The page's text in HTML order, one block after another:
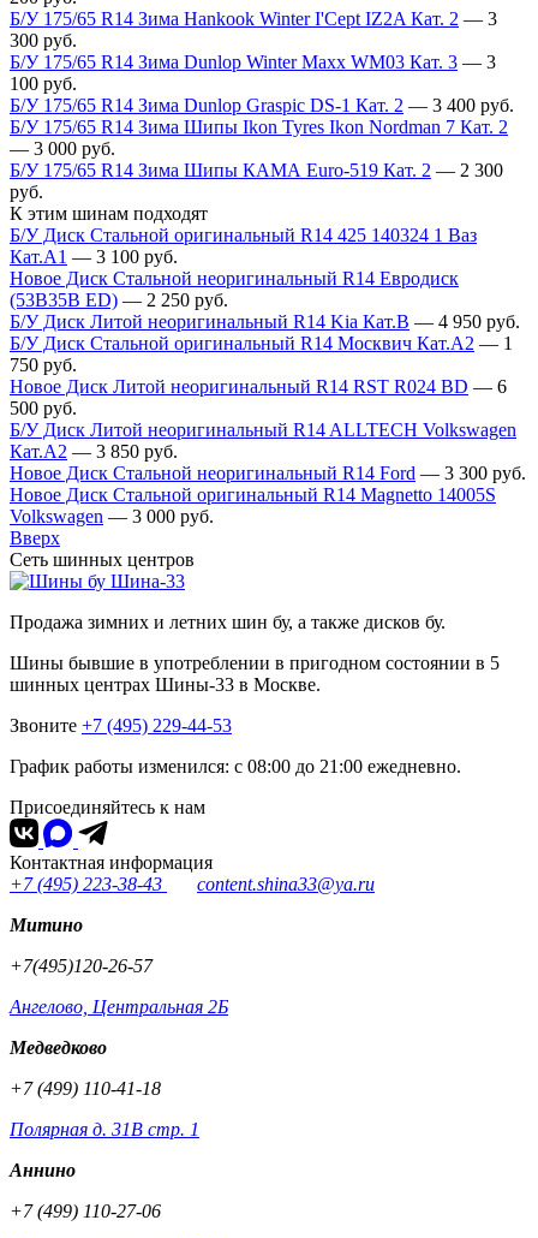
Б/У 175/65 R14 Зима Hankook Winter I'Cept IZ2A Кат. 2 — 3
300 руб.
Б/У 175/65 R14 Зима Dunlop Winter Maxx WM03 Кат. 3 — 3
100 руб.
Б/У 175/65 R14 Зима Dunlop Graspic DS-1 Кат. 2 — 3 400 руб.
Б/У 175/65 R14 Зима Шипы Ikon Tyres Ikon Nordman 7 Кат. 2
— 3 000 руб.
Б/У 175/65 R14 Зима Шипы КАМА Euro-519 Кат. 2 — 2 300
руб.
К этим шинам подходят
Б/У Диск Стальной оригинальный R14 425 140324 1 Ваз
Кат.А1 — 3 100 руб.
Новое Диск Стальной неоригинальный R14 Евродиск
(53B35B ED) — 2 250 руб.
Б/У Диск Литой неоригинальный R14 Kia Кат.В — 4 950 руб.
Б/У Диск Стальной оригинальный R14 Москвич Кат.А2 — 1
750 руб.
Новое Диск Литой неоригинальный R14 RST R024 BD — 6
500 руб.
Б/У Диск Литой неоригинальный R14 ALLTECH Volkswagen
Кат.А2 — 3 850 руб.
Новое Диск Стальной неоригинальный R14 Ford — 3 300 руб.
Новое Диск Стальной оригинальный R14 Magnetto 14005S
Volkswagen — 3 000 руб.
Вверх
Сеть шинных центров
Шина-33
Продажа зимних и летних шин бу, а также дисков бу.
Шины бывшие в употреблении в пригодном состоянии в 5
шинных центрах Шины-33 в Москве.
Звоните +7 (495) 229-44-53
График работы изменился: с 08:00 до 21:00 ежедневно.
Присоединяйтесь к нам
Контактная информация
+7 (495) 223-38-43
content.shina33@ya.ru
Митино
+7(495)120-26-57
Ангелово, Центральная 2Б
Медведково
+7 (499) 110-41-18
Полярная д. 31В стр. 1
Аннино
+7 (499) 110-27-06